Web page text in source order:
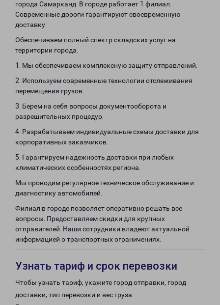
города Самарканд. В городе работает 1 филиал.
Современные дороги гарантируют своевременную
доставку.
Обеспечиваем полный спектр складских услуг на
территории города.
1. Мы обеспечиваем комплексную защиту отправлений.
2. Используем современные технологии отслеживания
перемещения грузов.
3. Берем на себя вопросы документооборота и
разрешительных процедур.
4. Разрабатываем индивидуальные схемы доставки для
корпоративных заказчиков.
5. Гарантируем надежность доставки при любых
климатических особенностях региона.
Мы проводим регулярное техническое обслуживание и
диагностику автомобилей.
Филиал в городе позволяет оперативно решать все
вопросы. Предоставляем скидки для крупных
отправителей. Наши сотрудники владеют актуальной
информацией о транспортных ограничениях.
Узнать тариф и срок перевозки
Чтобы узнать тариф, укажите город отправки, город
доставки, тип перевозки и вес груза.